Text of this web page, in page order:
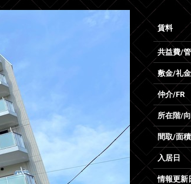
賃料
共益費/
敷金/礼金
仲介/FR
所在階/
間取/面積
入居日
情報更新